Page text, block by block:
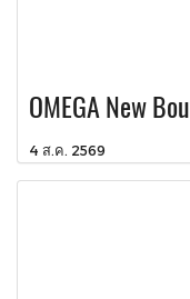
OMEGA New
4 ส.ค. 2569